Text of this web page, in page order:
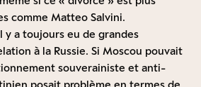
comme Matteo Salvini.
y a toujours eu de grandes
à la Russie. Si Moscou pouvait
souverainiste et anti-